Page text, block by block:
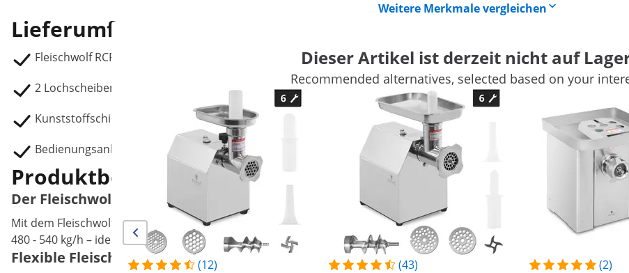
Weitere Merkmale vergleichen
Lieferumfang
Fleischwolf RCFW 540PRO:
2 Lochscheiben
Kunststoffschieber
Bedienungsanleitung
Dieser Artikel ist derzeit nicht auf
Recommended alternatives, selected based on your
(12) (43) (2)
Produktbeschreibung
Der Fleischwolf für große Mengen von 480 - 540 kg/h
Mit dem Fleischwolf von Royal Catering verarbeiten Sie schnell und einfach Lebensmittel. Das Gerät zerkleinert satte
480 - 540 kg/h – ideal für den kommerziellen Gebrauch in Metzgereien oder Restaurants.
Flexible Fleischmaschine für Veggiewürste oder feines Wurstbrät